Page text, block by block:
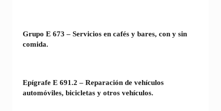
Grupo E 673 – Servicios en cafés y bares, con y sin
comida.
Epígrafe E 691.2 – Reparación de vehículos
automóviles, bicicletas y otros vehículos.